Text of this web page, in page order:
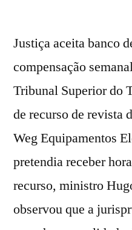
Justiça aceita banco
compensação
Tribunal Superior do
de recurso de revista
Weg Equipamentos
pretendia receber
recurso, ministro
observou que a